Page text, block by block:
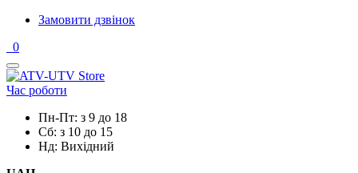
Замовити дзвінок
0
Час роботи
Пн-Пт: з 9 до 18
Сб: з 10 до 15
Нд: Вихідний